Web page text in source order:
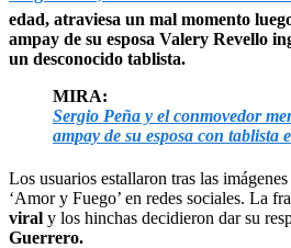
edad, atraviesa un mal momento
ampay de su esposa Valery Revello
un desconocido tablista.
MIRA:
Sergio Peña y el conmovedor
ampay de su esposa con tablista
Los usuarios estallaron tras las
‘Amor y Fuego’ en redes sociales. La
viral y los hinchas decidieron dar su
Guerrero.